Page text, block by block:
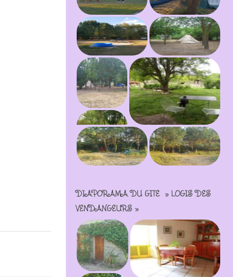
DIAPORAMA DU GÎTE » LOGIS DES
VENDANGEURS »